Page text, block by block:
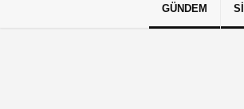
Künye İletişim
GÜNDEM